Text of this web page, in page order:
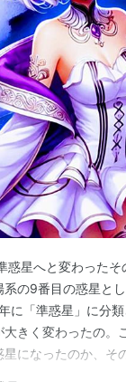
惑星へと変わった
の9番目の惑星と
に「準惑星」に分類
大きく変わったの。
になったのか、そ